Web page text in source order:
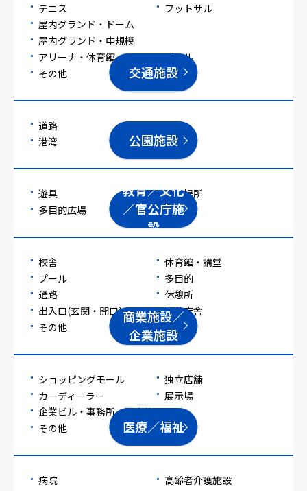
テニス
フットサル
屋内グランド・ドーム
屋内グランド・中規模
アリーナ・体育館
プール
その他
交通施設
道路
空港
港湾
鉄道
公園施設
遊具
休憩場所
多目的広場
教育／文化
／官公庁施
設
校舎
体育館・講堂
プール
多目的
通路
休憩所
出入口(玄関・開口)
官公庁舎
その他
商業施設／
企業施設
ショッピングモール
独立店舗
カーディーラー
展示場
企業ビル・事務所・研究施設
その他
医療／福祉
病院 高齢者介護施設